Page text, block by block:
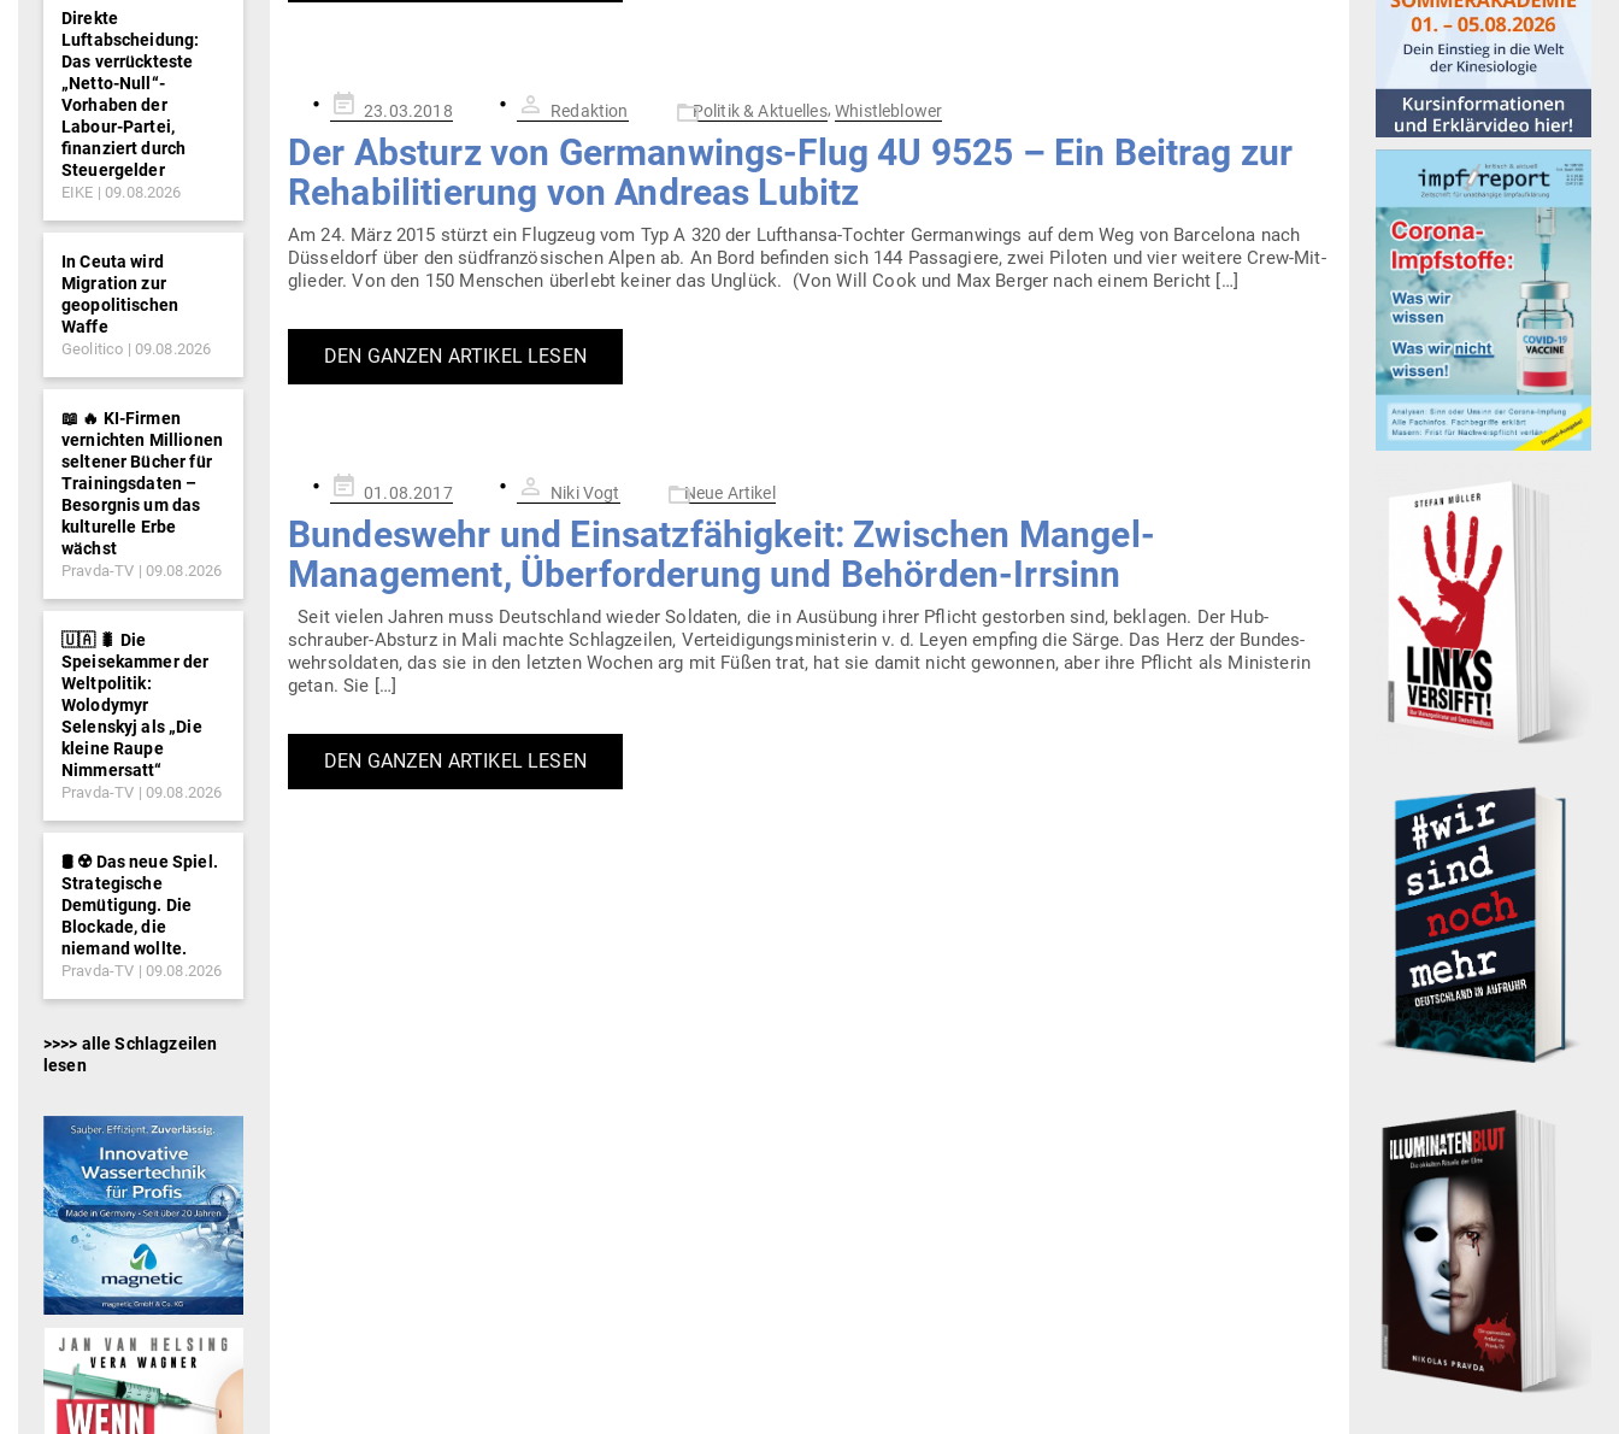
Gepostet
am
23.03.2018 Redaktion Politik & Aktuelles,Whistleblower
Der Absturz von Ger­man­wings-Flug 4U 9525 – Ein Beitrag zur
Reha­bi­li­tierung von Andreas Lubitz
Am 24. März 2015 stürzt ein Flugzeug vom Typ A 320 der Luft­hansa-Tochter Ger­man­wings auf dem Weg von Bar­celona nach
Düs­seldorf über den süd­fran­zö­si­schen Alpen ab. An Bord befinden sich 144 Pas­sa­giere, zwei Piloten und vier weitere Crew-Mit­­
glieder. Von den 150 Men­schen überlebt keiner das Unglück. (Von Will Cook und Max Berger nach einem Bericht […]
DEN GANZEN ARTIKEL LESEN
Gepostet
am
01.08.2017 Niki Vogt Neue Artikel
Bun­deswehr und Ein­satz­fä­higkeit: Zwi­schen Mangel-
Management, Über­for­derung und Behörden-Irrsinn
Seit vielen Jahren muss Deutschland wieder Sol­daten, die in Aus­übung ihrer Pflicht gestorben sind, beklagen. Der Hub­­
schrauber-Absturz in Mali machte Schlag­zeilen, Ver­tei­di­gungs­mi­nis­terin v. d. Leyen empfing die Särge. Das Herz der Bun­des­
wehr­sol­daten, das sie in den letzten Wochen arg mit Füßen trat, hat sie damit nicht gewonnen, aber ihre Pflicht als Minis­terin
getan. Sie […]
DEN GANZEN ARTIKEL LESEN
Direkte
Luftabscheidung:
Das verrückteste
„Netto-Null“-
Vorhaben der
Labour-Partei,
finanziert durch
Steuergelder
EIKE 09.08.2026
In Ceuta wird
Migration zur
geopolitischen
Waffe
Geolitico 09.08.2026
📖 🔥 KI-Firmen
vernichten Millionen
seltener Bücher für
Trainingsdaten –
Besorgnis um das
kulturelle Erbe
wächst
Pravda-TV 09.08.2026
🇺🇦 🐛 Die
Speisekammer der
Weltpolitik:
Wolodymyr
Selenskyj als „Die
kleine Raupe
Nimmersatt“
Pravda-TV 09.08.2026
🛢️ ☢️ Das neue Spiel.
Strategische
Demütigung. Die
Blockade, die
niemand wollte.
Pravda-TV 09.08.2026
>>>> alle Schlagzeilen
lesen